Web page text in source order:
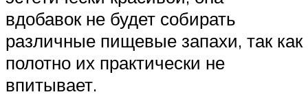
вдобавок не будет собирать
различные пищевые запахи, так как
полотно их практически не
впитывает.